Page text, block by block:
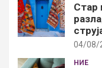
Стар
04/08/
НИЕ